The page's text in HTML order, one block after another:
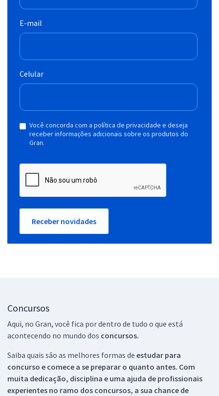
E-mail
Celular
Você concorda com a política de privacidade e deseja
receber informações adicionais sobre os produtos do
Gran.
Receber novidades
Concursos
Aqui, no Gran, você fica por dentro de tudo o que está
acontecendo no mundo dos concursos.
Saiba quais são as melhores formas de estudar para
concurso e comece a se preparar o quanto antes. Com
muita dedicação, disciplina e uma ajuda de profissionais
experientes no ramo dos concursos, a sua chance de